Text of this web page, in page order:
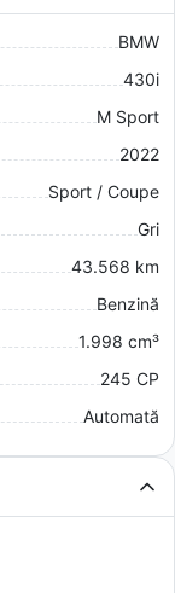
BMW
430i
M Sport
2022
Sport / Coupe
Gri
43.568 km
Benzină
1.998 cm³
245 CP
Automată